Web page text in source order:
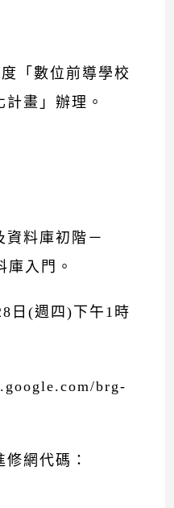
「數位前導學校
畫」辦理。
資料庫初階－
入門。
日(週四)下午1時
brg-
網代碼：